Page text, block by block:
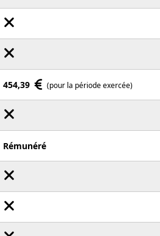
454,39 (pour la période exercée)
Rémunéré